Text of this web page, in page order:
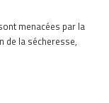
menacées par la
de la sécheresse,